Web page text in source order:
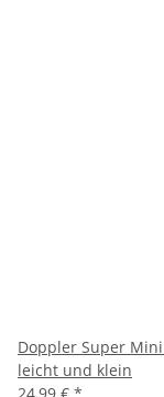
Doppler Super
leicht und klein